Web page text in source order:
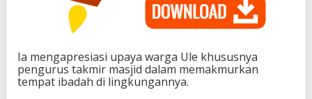
Ia mengapresiasi upaya warga Ule khususnya
pengurus takmir masjid dalam memakmurkan
tempat ibadah di lingkungannya.